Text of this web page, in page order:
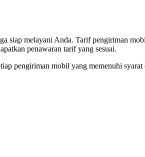
melayani Anda. Tarif pengiriman
penawaran tarif yang sesuai.
pengiriman mobil yang memenuhi